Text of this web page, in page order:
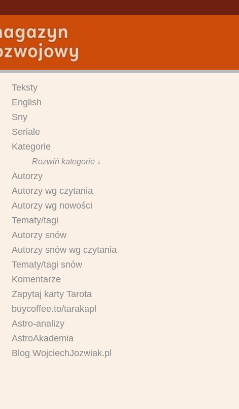
Teksty
English
Sny
Seriale
Kategorie
Rozwiń kategorie ↓
Autorzy
Autorzy wg czytania
Autorzy wg nowości
Tematy/tagi
Autorzy snów
Autorzy snów wg czytania
Tematy/tagi snów
Komentarze
Zapytaj karty Tarota
buycoffee.to/tarakapl
Astro-analizy
AstroAkademia
Blog WojciechJozwiak.pl